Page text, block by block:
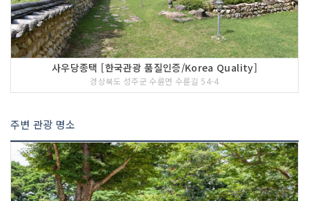
사우당종택 [한국관광 품질인증/Korea Quality]
경상북도 성주군 수륜면 수륜길 54-4
주변 관광 명소